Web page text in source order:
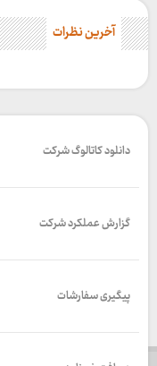
آخرین نظرات
دانلود کاتالوگ شرکت
گزارش عملکرد شرکت
پیگیری سفارشات